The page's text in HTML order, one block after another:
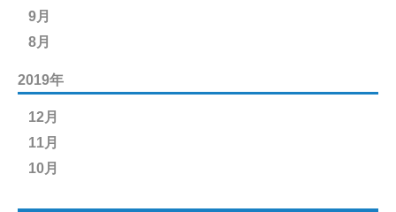
9月
8月
2019年
12月
11月
10月